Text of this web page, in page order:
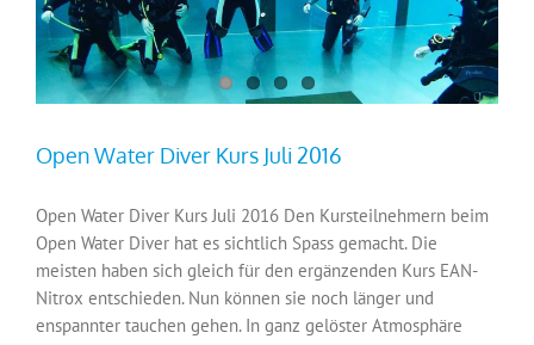
Open Water Diver Kurs Juli 2016
Open Water Diver Kurs Juli 2016 Den Kursteilnehmern beim
Open Water Diver hat es sichtlich Spass gemacht. Die
meisten haben sich gleich für den ergänzenden Kurs EAN-
Nitrox entschieden. Nun können sie noch länger und
enspannter tauchen gehen. In ganz gelöster Atmosphäre